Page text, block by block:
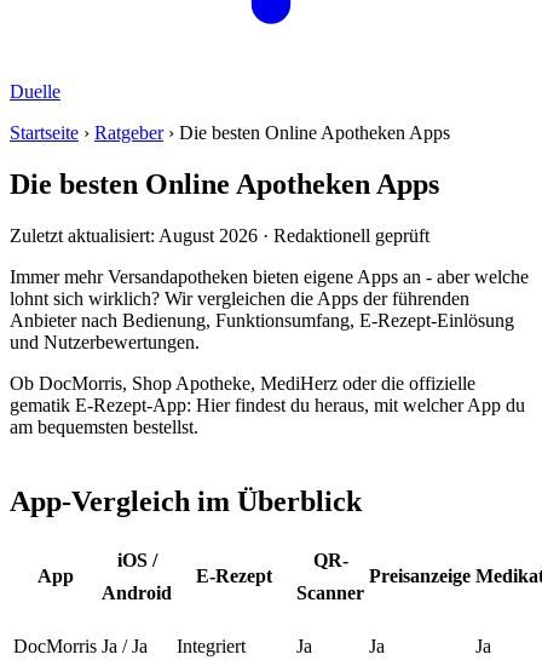
Duelle
Startseite › Ratgeber› Die besten Online Apotheken Apps
Die besten Online Apotheken Apps
Zuletzt aktualisiert: August 2026 · Redaktionell geprüft
Immer mehr Versandapotheken bieten eigene Apps an - aber welche
lohnt sich wirklich? Wir vergleichen die Apps der führenden
Anbieter nach Bedienung, Funktionsumfang, E-Rezept-Einlösung
und Nutzerbewertungen.
Ob DocMorris, Shop Apotheke, MediHerz oder die offizielle
gematik E-Rezept-App: Hier findest du heraus, mit welcher App du
am bequemsten bestellst.
App-Vergleich im Überblick
App
iOS /
Android
E-Rezept
QR-
Scanner
Preisanzeige
DocMorris Ja / Ja Integriert Ja Ja Ja